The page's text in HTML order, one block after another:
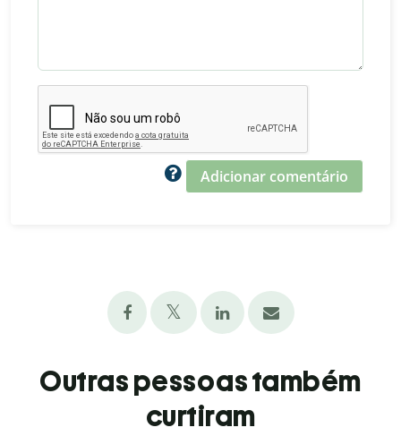
Adicionar comentário
Outras pessoas também
curtiram